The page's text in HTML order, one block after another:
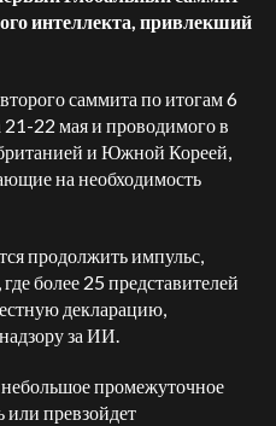
интеллекта, привлекший
саммита по итогам 6
21-22 мая и проводимого в
и Южной Кореей,
на необходимость
продолжить импульс,
более 25 представителей
декларацию,
за ИИ.
промежуточное
или превзойдет